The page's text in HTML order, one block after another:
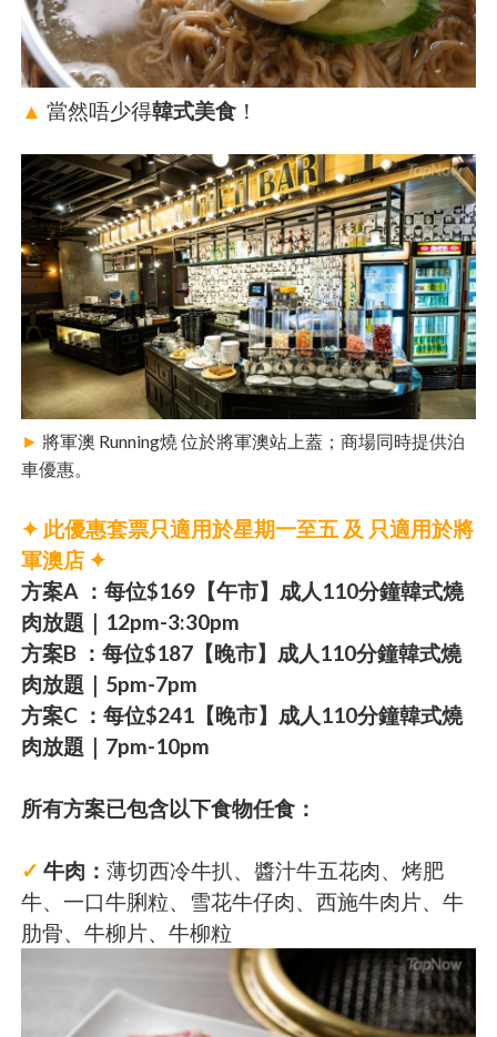
▲ 當然唔少得韓式美食 ！
► 將軍澳 Running燒 位於將軍澳站上蓋；商場同時提供泊
車優惠。
✦ 此優惠套票只適用於星期一至五 及 只適用於將
軍澳店 ✦
方案A ：每位$169【午市】成人110分鐘韓式燒
肉放題｜12pm-3:30pm
方案B ：每位$187【晚市】成人110分鐘韓式燒
肉放題｜5pm-7pm
方案C ：每位$241【晚市】成人110分鐘韓式燒
肉放題｜7pm-10pm
所有方案已包含以下食物任食：
✓ 牛肉：薄切西冷牛扒、醬汁牛五花肉、烤肥
牛、一口牛脷粒、雪花牛仔肉、西施牛肉片、牛
肋骨、牛柳片、牛柳粒